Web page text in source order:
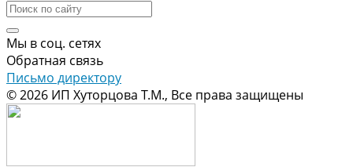
Мы в соц. сетях
Обратная связь
Письмо директору
© 2026 ИП Хуторцова Т.М., Все права защищены